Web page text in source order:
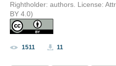
Rightholder: authors. License:
BY 4.0)
1511 11